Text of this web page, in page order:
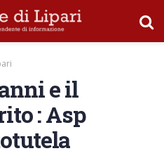
e il
: Asp